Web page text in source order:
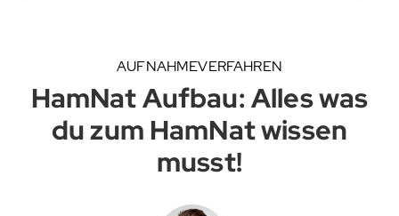
AUFNAHMEVERFAHREN
HamNat Aufbau: Alles was
du zum HamNat wissen
musst!